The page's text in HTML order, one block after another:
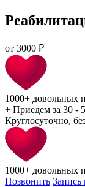
от 3000 ₽
1000+ довольных
+ Приедем за 30 -
Круглосуточно,
1000+ довольных
Позвонить Запись